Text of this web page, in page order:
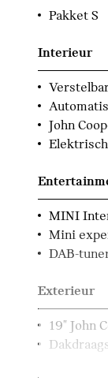
Pakket S
Interieur
John
MINI
Mini
DAB-
Exterieur
19" John